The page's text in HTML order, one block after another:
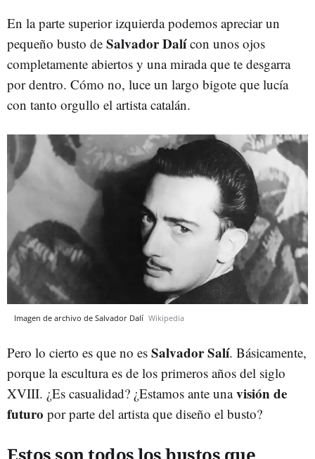
En la parte superior izquierda podemos apreciar un
pequeño busto de Salvador Dalícon unos ojos
completamente abiertos y una mirada que te desgarra
por dentro. Cómo no, luce un largo bigote que lucía
con tanto orgullo el artista catalán.
Imagen de archivo de Salvador Dalí Wikipedia
Pero lo cierto es que no es Salvador Salí. Básicamente,
porque la escultura es de los primeros años del siglo
XVIII. ¿Es casualidad? ¿Estamos ante unavisión de
futuro por parte del artista que diseño el busto?
Estos son todos los bustos que